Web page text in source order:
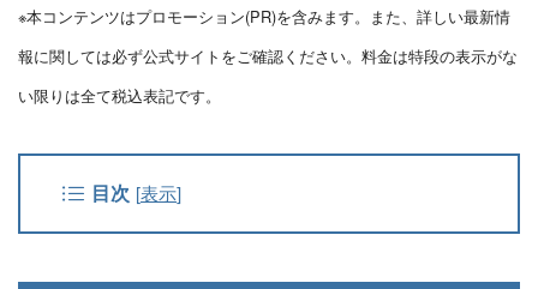
※本コンテンツはプロモーション(PR)を含みます。また、詳しい最新情
報に関しては必ず公式サイトをご確認ください。料金は特段の表示がな
い限りは全て税込表記です。
目次 [表示]